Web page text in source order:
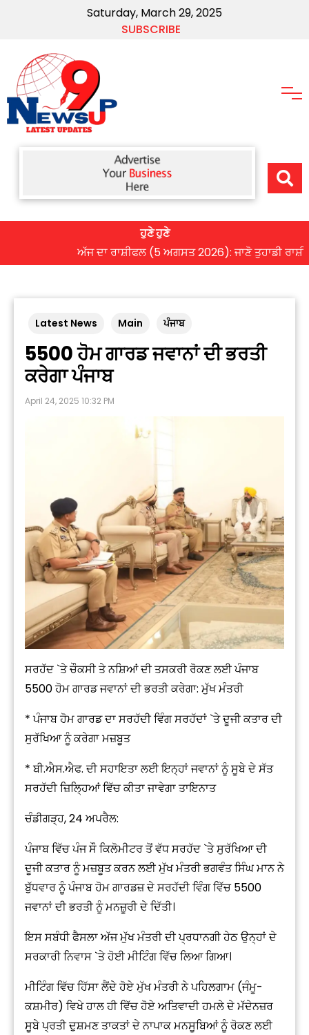
Saturday, March 29, 2025
SUBSCRIBE
ਹੁਣੇ ਹੁਣੇ
ਅੱਜ ਦਾ ਰਾਸ਼ੀਫਲ (5 ਅਗਸਤ 2026): ਜਾਣੋ ਤੁਹਾਡੀ ਰਾਸ਼ੀ ‘ਤੇ
Latest News Main ਪੰਜਾਬ
5500 ਹੋਮ ਗਾਰਡ ਜਵਾਨਾਂ ਦੀ ਭਰਤੀ
ਕਰੇਗਾ ਪੰਜਾਬ
April 24, 2025 10:32 PM
ਸਰਹੱਦ `ਤੇ ਚੌਕਸੀ ਤੇ ਨਸ਼ਿਆਂ ਦੀ ਤਸਕਰੀ ਰੋਕਣ ਲਈ ਪੰਜਾਬ
5500 ਹੋਮ ਗਾਰਡ ਜਵਾਨਾਂ ਦੀ ਭਰਤੀ ਕਰੇਗਾ: ਮੁੱਖ ਮੰਤਰੀ
* ਪੰਜਾਬ ਹੋਮ ਗਾਰਡ ਦਾ ਸਰਹੱਦੀ ਵਿੰਗ ਸਰਹੱਦਾਂ `ਤੇ ਦੂਜੀ ਕਤਾਰ ਦੀ
ਸੁਰੱਖਿਆ ਨੂੰ ਕਰੇਗਾ ਮਜ਼ਬੂਤ
* ਬੀ.ਐਸ.ਐਫ. ਦੀ ਸਹਾਇਤਾ ਲਈ ਇਨ੍ਹਾਂ ਜਵਾਨਾਂ ਨੂੰ ਸੂਬੇ ਦੇ ਸੱਤ
ਸਰਹੱਦੀ ਜ਼ਿਲ੍ਹਿਆਂ ਵਿੱਚ ਕੀਤਾ ਜਾਵੇਗਾ ਤਾਇਨਾਤ
ਚੰਡੀਗੜ੍ਹ, 24 ਅਪਰੈਲ:
ਪੰਜਾਬ ਵਿੱਚ ਪੰਜ ਸੌ ਕਿਲੋਮੀਟਰ ਤੋਂ ਵੱਧ ਸਰਹੱਦ `ਤੇ ਸੁਰੱਖਿਆ ਦੀ
ਦੂਜੀ ਕਤਾਰ ਨੂੰ ਮਜ਼ਬੂਤ ਕਰਨ ਲਈ ਮੁੱਖ ਮੰਤਰੀ ਭਗਵੰਤ ਸਿੰਘ ਮਾਨ ਨੇ
ਬੁੱਧਵਾਰ ਨੂੰ ਪੰਜਾਬ ਹੋਮ ਗਾਰਡਜ਼ ਦੇ ਸਰਹੱਦੀ ਵਿੰਗ ਵਿੱਚ 5500
ਜਵਾਨਾਂ ਦੀ ਭਰਤੀ ਨੂੰ ਮਨਜ਼ੂਰੀ ਦੇ ਦਿੱਤੀ।
ਇਸ ਸਬੰਧੀ ਫੈਸਲਾ ਅੱਜ ਮੁੱਖ ਮੰਤਰੀ ਦੀ ਪ੍ਰਧਾਨਗੀ ਹੇਠ ਉਨ੍ਹਾਂ ਦੇ
ਸਰਕਾਰੀ ਨਿਵਾਸ `ਤੇ ਹੋਈ ਮੀਟਿੰਗ ਵਿੱਚ ਲਿਆ ਗਿਆ।
ਮੀਟਿੰਗ ਵਿੱਚ ਹਿੱਸਾ ਲੈਂਦੇ ਹੋਏ ਮੁੱਖ ਮੰਤਰੀ ਨੇ ਪਹਿਲਗਾਮ (ਜੰਮੂ-
ਕਸ਼ਮੀਰ) ਵਿਖੇ ਹਾਲ ਹੀ ਵਿੱਚ ਹੋਏ ਅਤਿਵਾਦੀ ਹਮਲੇ ਦੇ ਮੱਦੇਨਜ਼ਰ
ਸੂਬੇ ਪ੍ਰਤੀ ਦੁਸ਼ਮਣ ਤਾਕਤਾਂ ਦੇ ਨਾਪਾਕ ਮਨਸੂਬਿਆਂ ਨੂੰ ਰੋਕਣ ਲਈ